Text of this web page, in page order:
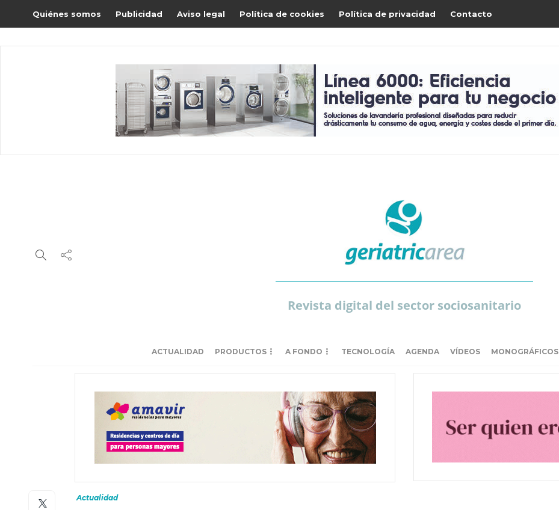
Quiénes somos Publicidad Aviso legal Política de cookies Política de privacidad Contacto
Revista digital del sector sociosanitario
ACTUALIDAD PRODUCTOS A FONDO TECNOLOGÍA AGENDA VÍDEOS MONOGRÁFICOS
Actualidad